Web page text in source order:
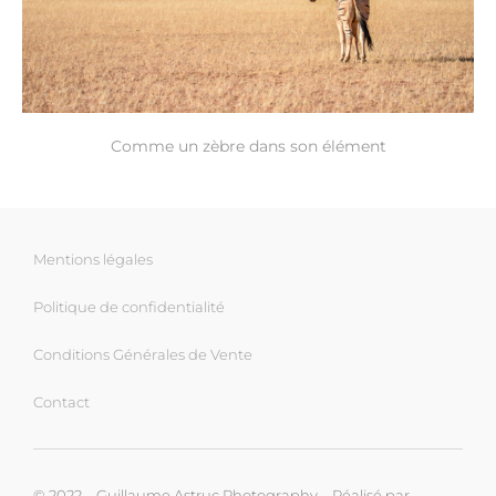
Comme un zèbre dans son élément
Mentions légales
Politique de confidentialité
Conditions Générales de Vente
Contact